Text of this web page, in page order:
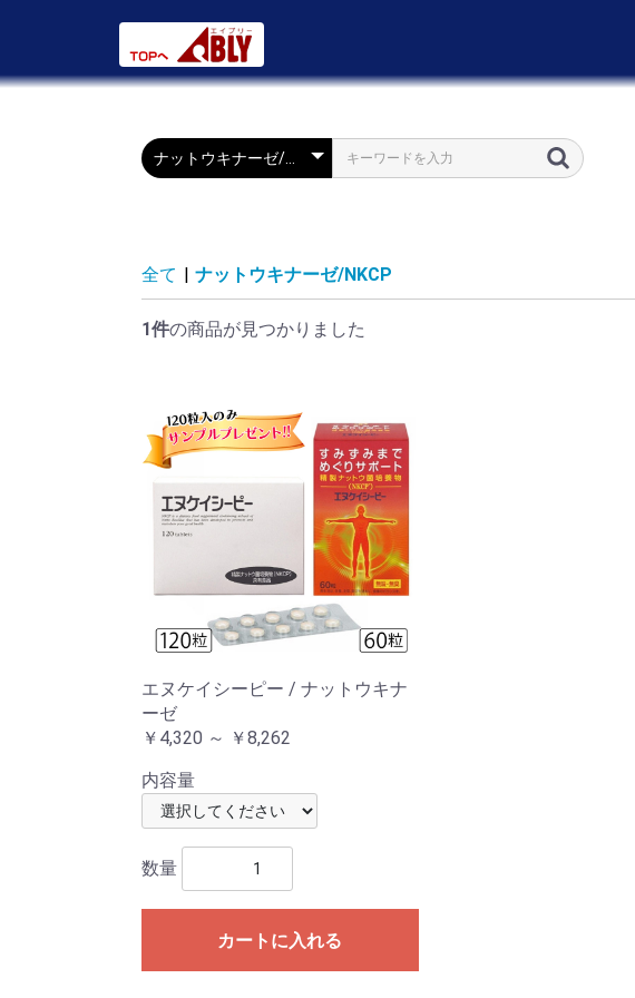
全て | ナットウキナーゼ/NKCP
1件の商品が見つかりました
エヌケイシーピー / ナットウキナ
ーゼ
￥4,320 ～ ￥8,262
内容量
数量
カートに入れる